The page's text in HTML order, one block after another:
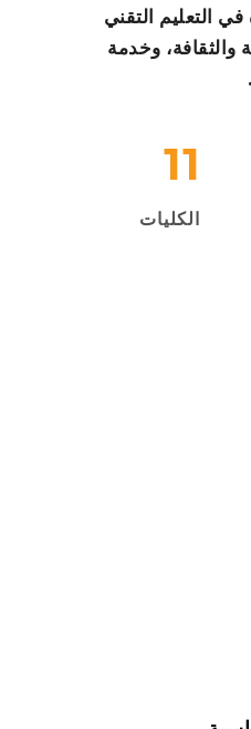
التعليم التقني
وخدمة
11
الكليات